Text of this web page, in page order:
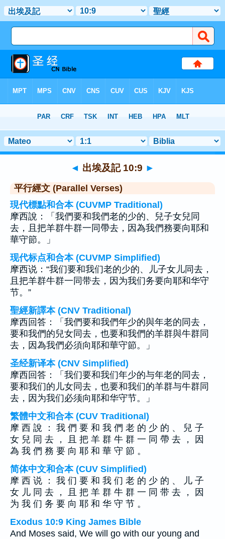
章 10> 聖經金句 9
◄ 出埃及記 10:9 ►
平行經文 (Parallel Verses)
現代標點和合本 (CUVMP Traditional)
摩西說：「我們要和我們老的少的、兒子女兒同
去，且把羊群牛群一同帶去，因為我們務要向耶和
華守節。」
现代标点和合本 (CUVMP Simplified)
摩西说：“我们要和我们老的少的、儿子女儿同去，
且把羊群牛群一同带去，因为我们务要向耶和华守
节。”
聖經新譯本 (CNV Traditional)
摩西回答：「我們要和我們年少的與年老的同去，
要和我們的兒女同去，也要和我們的羊群與牛群同
去，因為我們必須向耶和華守節。」
圣经新译本 (CNV Simplified)
摩西回答：「我们要和我们年少的与年老的同去，
要和我们的儿女同去，也要和我们的羊群与牛群同
去，因为我们必须向耶和华守节。」
繁體中文和合本 (CUV Traditional)
摩 西 說 ： 我 們 要 和 我 們 老 的 少 的 、 兒 子
女 兒 同 去 ， 且 把 羊 群 牛 群 一 同 帶 去 ， 因
為 我 們 務 要 向 耶 和 華 守 節 。
简体中文和合本 (CUV Simplified)
摩 西 说 ： 我 们 要 和 我 们 老 的 少 的 、 儿 子
女 儿 同 去 ， 且 把 羊 群 牛 群 一 同 带 去 ， 因
为 我 们 务 要 向 耶 和 华 守 节 。
Exodus 10:9 King James Bible
And Moses said, We will go with our young and